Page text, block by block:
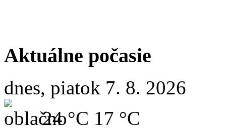
Aktuálne počasie
dnes, piatok 7. 8. 2026
24 °C 17 °C